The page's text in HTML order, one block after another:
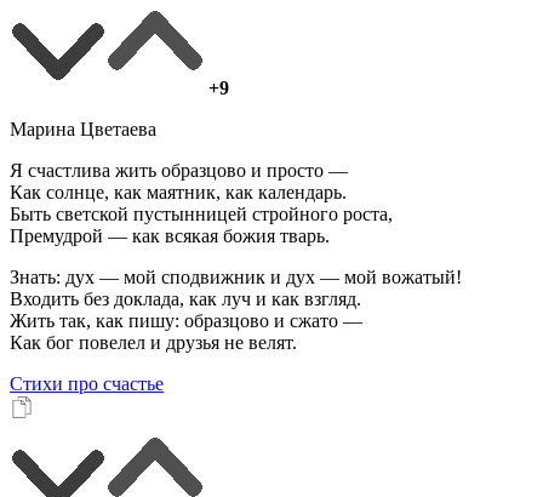
+9
Марина Цветаева
Я счастлива жить образцово и просто —
Как солнце, как маятник, как календарь.
Быть светской пустынницей стройного роста,
Премудрой — как всякая божия тварь.
Знать: дух — мой сподвижник и дух — мой вожатый!
Входить без доклада, как луч и как взгляд.
Жить так, как пишу: образцово и сжато —
Как бог повелел и друзья не велят.
Стихи про счастье